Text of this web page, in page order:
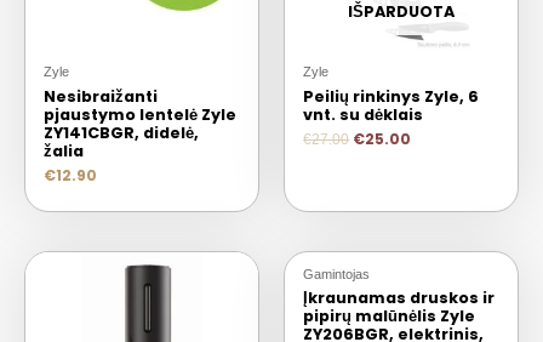
Zyle
Nesibraižanti
pjaustymo lentelė Zyle
ZY141CBGR, didelė,
žalia
€12.90
IŠPARDUOTA
Zyle
Peilių rinkinys Zyle, 6
vnt. su dėklais
€27.00 €25.00
Gamintojas
Įkraunamas druskos ir
pipirų malūnėlis Zyle
ZY206BGR, elektrinis,